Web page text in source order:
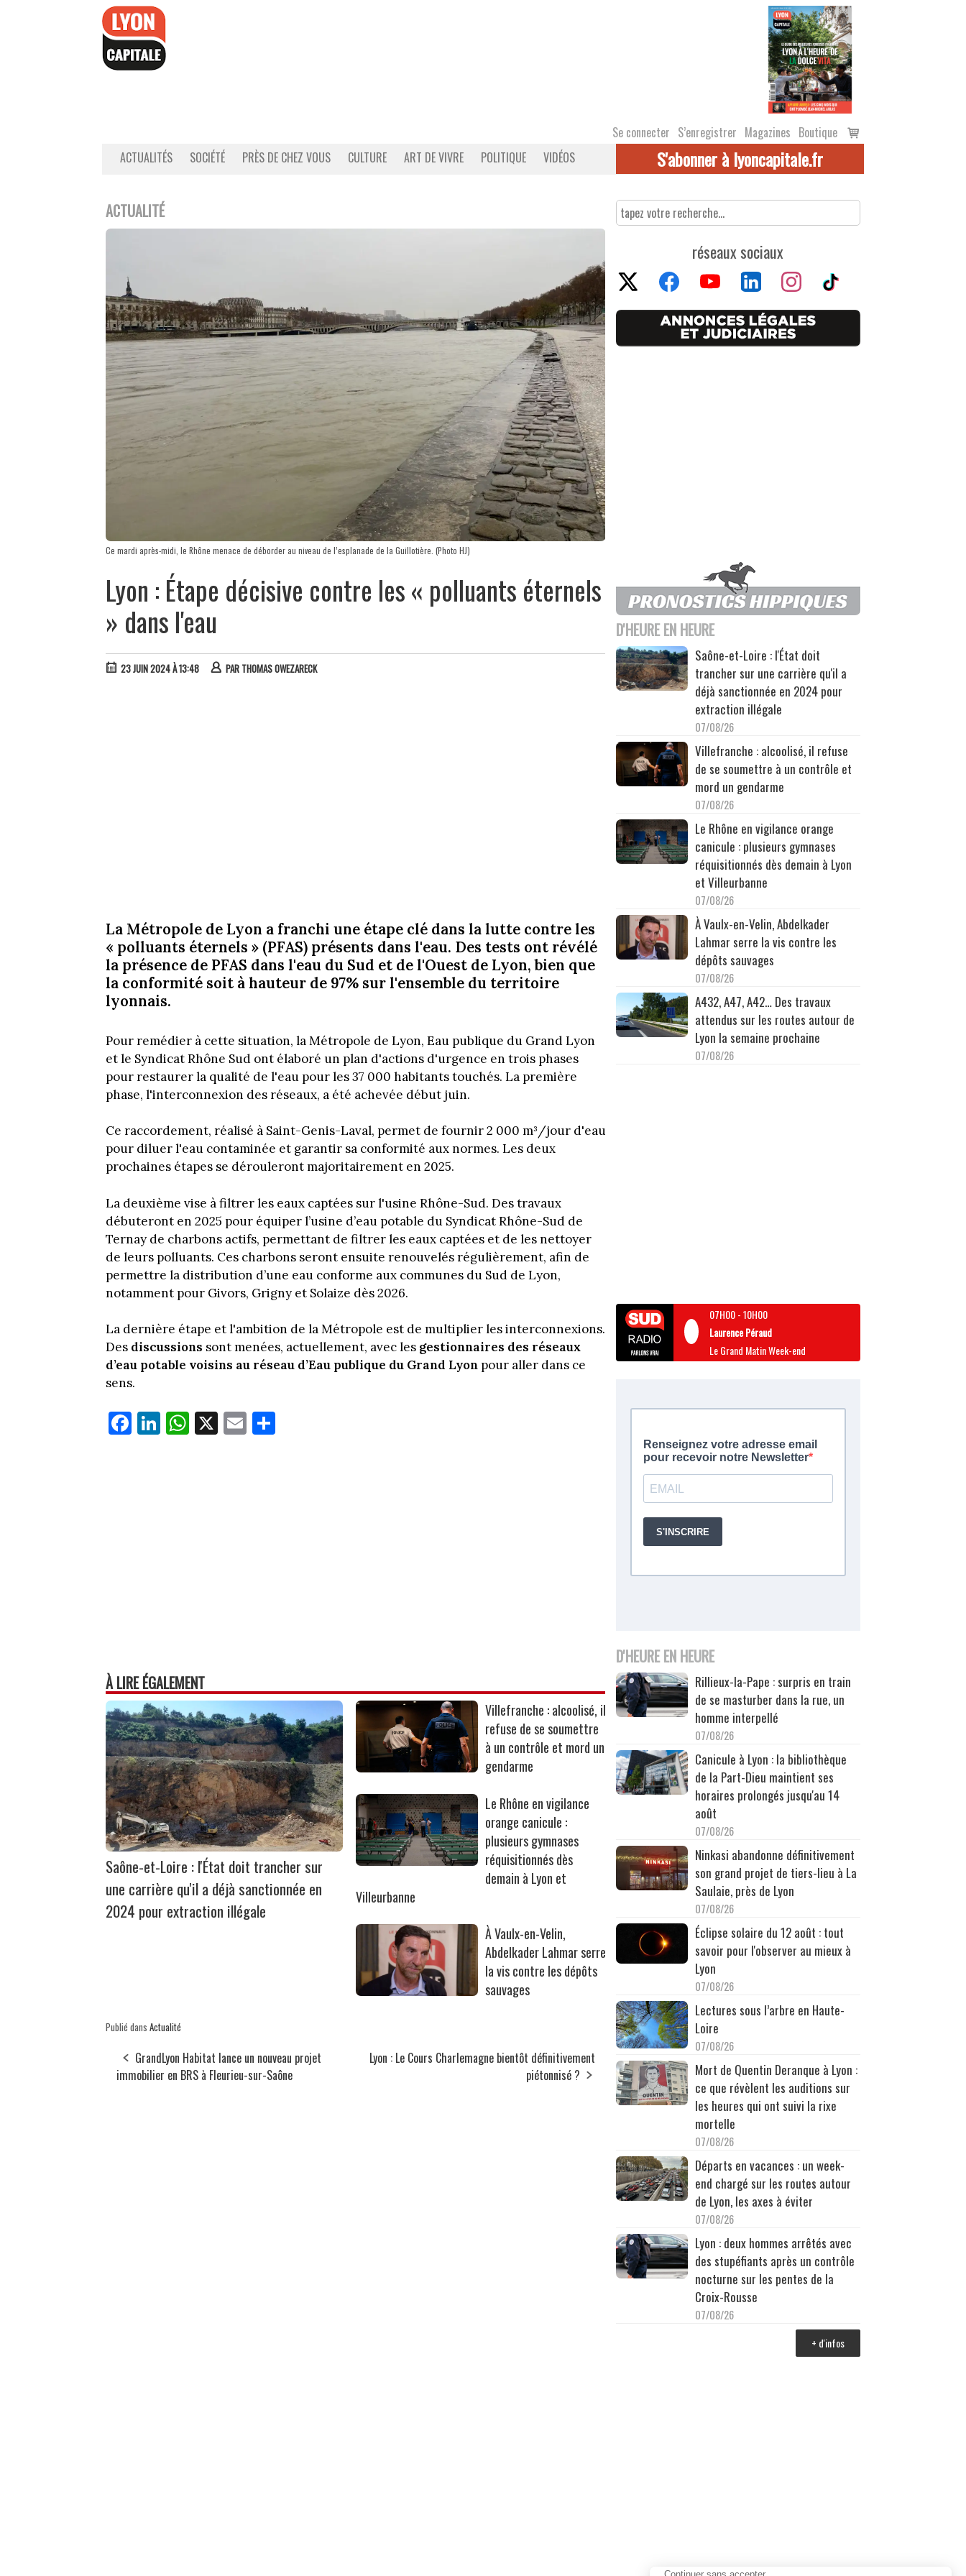
Se connecter S’enregistrer Magazines Boutique
Voir
le
ACTUALITÉS SOCIÉTÉ PRÈS DE CHEZ VOUS CULTURE ART DE VIVRE POLITIQUE VIDÉOS S'abonner à lyoncapitale.fr
ACTUALITÉ
Ce mardi après-midi, le Rhône menace de déborder au niveau de l’esplanade de la Guillotière. (Photo HJ)
Lyon : Étape décisive contre les « polluants éternels
» dans l'eau
23 JUIN 2024 À 13:48 PAR THOMAS OWEZARECK
La Métropole de Lyon a franchi une étape clé dans la lutte contre les
« polluants éternels » (PFAS) présents dans l'eau. Des tests ont révélé
la présence de PFAS dans l'eau du Sud et de l'Ouest de Lyon, bien que
la conformité soit à hauteur de 97% sur l'ensemble du territoire
lyonnais.
Pour remédier à cette situation, la Métropole de Lyon, Eau publique du Grand Lyon
et le Syndicat Rhône Sud ont élaboré un plan d'actions d'urgence en trois phases
pour restaurer la qualité de l'eau pour les 37 000 habitants touchés. La première
phase, l'interconnexion des réseaux, a été achevée début juin.
Ce raccordement, réalisé à Saint-Genis-Laval, permet de fournir 2 000 m³/jour d'eau
pour diluer l'eau contaminée et garantir sa conformité aux normes. Les deux
prochaines étapes se dérouleront majoritairement en 2025.
La deuxième vise à filtrer les eaux captées sur l'usine Rhône-Sud. Des travaux
débuteront en 2025 pour équiper l’usine d’eau potable du Syndicat Rhône-Sud de
Ternay de charbons actifs, permettant de filtrer les eaux captées et de les nettoyer
de leurs polluants. Ces charbons seront ensuite renouvelés régulièrement, afin de
permettre la distribution d’une eau conforme aux communes du Sud de Lyon,
notamment pour Givors, Grigny et Solaize dès 2026.
La dernière étape et l'ambition de la Métropole est de multiplier les interconnexions.
Des discussions sont menées, actuellement, avec les gestionnaires des réseaux
d’eau potable voisins au réseau d’Eau publique du Grand Lyon pour aller dans ce
sens.
Fa
ce
Li
nk
W
ha
X E
m
À LIRE ÉGALEMENT
Saône-et-Loire : l'État doit trancher sur
une carrière qu'il a déjà sanctionnée en
2024 pour extraction illégale
Villefranche : alcoolisé, il
refuse de se soumettre
à un contrôle et mord un
gendarme
Le Rhône en vigilance
orange canicule :
plusieurs gymnases
réquisitionnés dès
demain à Lyon et
Villeurbanne
À Vaulx-en-Velin,
Abdelkader Lahmar serre
la vis contre les dépôts
sauvages
Publié dans Actualité
GrandLyon Habitat lance un nouveau projet
immobilier en BRS à Fleurieu-sur-Saône
Lyon : Le Cours Charlemagne bientôt définitivement
piétonnisé ?
réseaux sociaux
D'HEURE EN HEURE
Saône-et-Loire : l'État doit
trancher sur une carrière qu'il a
déjà sanctionnée en 2024 pour
extraction illégale
07/08/26
Villefranche : alcoolisé, il refuse
de se soumettre à un contrôle et
mord un gendarme
07/08/26
Le Rhône en vigilance orange
canicule : plusieurs gymnases
réquisitionnés dès demain à Lyon
et Villeurbanne
07/08/26
À Vaulx-en-Velin, Abdelkader
Lahmar serre la vis contre les
dépôts sauvages
07/08/26
A432, A47, A42… Des travaux
attendus sur les routes autour de
Lyon la semaine prochaine
07/08/26
07H00-10H00
Laurence Péraud
Le Grand Matin Week-end
D'HEURE EN HEURE
Rillieux-la-Pape : surpris en train
de se masturber dans la rue, un
homme interpellé
07/08/26
Canicule à Lyon : la bibliothèque
de la Part-Dieu maintient ses
horaires prolongés jusqu'au 14
août
07/08/26
Ninkasi abandonne définitivement
son grand projet de tiers-lieu à La
Saulaie, près de Lyon
07/08/26
Éclipse solaire du 12 août : tout
savoir pour l'observer au mieux à
Lyon
07/08/26
Lectures sous l’arbre en Haute-
Loire
07/08/26
Mort de Quentin Deranque à Lyon :
ce que révèlent les auditions sur
les heures qui ont suivi la rixe
mortelle
07/08/26
Départs en vacances : un week-
end chargé sur les routes autour
de Lyon, les axes à éviter
07/08/26
Lyon : deux hommes arrêtés avec
des stupéfiants après un contrôle
nocturne sur les pentes de la
Croix-Rousse
07/08/26
+ d'infos